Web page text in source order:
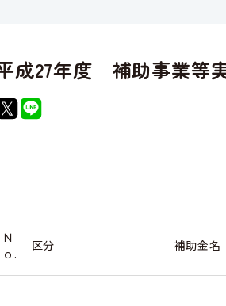
成27年度 補助事業等
Ｎ
ｏ.
区分 補助金名